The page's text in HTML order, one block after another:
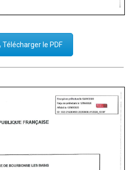
Télécharger le PDF